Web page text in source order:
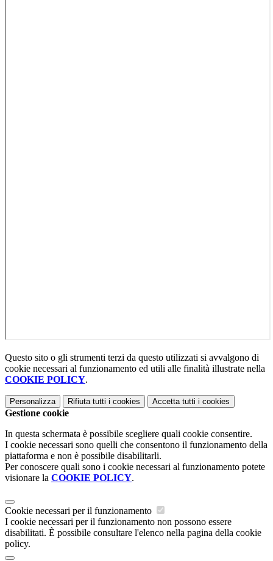
Questo sito o gli strumenti terzi da questo utilizzati si avvalgono di
cookie necessari al funzionamento ed utili alle finalità illustrate nella
COOKIE POLICY.
Personalizza Rifiuta tutti i cookies Accetta tutti i cookies
Gestione cookie
In questa schermata è possibile scegliere quali cookie consentire.
I cookie necessari sono quelli che consentono il funzionamento della
piattaforma e non è possibile disabilitarli.
Per conoscere quali sono i cookie necessari al funzionamento potete
visionare la COOKIE POLICY.
Cookie necessari per il funzionamento
I cookie necessari per il funzionamento non possono essere
disabilitati. È possibile consultare l'elenco nella pagina della cookie
policy.